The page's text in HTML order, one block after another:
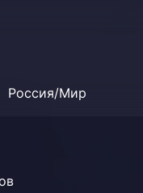
Россия/Мир